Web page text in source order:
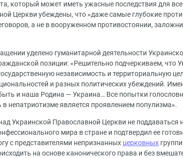
который может иметь ужасные последствия для
Церкви убеждены, что «даже самые глубокие
а не в вооруженном противостоянии,
уделено гуманитарной деятельности
позиции: «Решительно подчеркиваем, что
независимость и территориальную
и разных политических убеждений.
и наша Родина — Украина… Все попытки
непатриотизме является проявлением популизма».
Украинской Православной Церкви не поддаваться
мира в стране и подтвердил ее
с представителями непризнанных церковных
на основе канонического права и без